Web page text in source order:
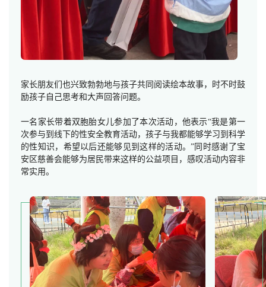
家长朋友们也兴致勃勃地与孩子共同阅读绘本故事，时不时鼓
励孩子自己思考和大声回答问题。
一名家长带着双胞胎女儿参加了本次活动，他表示“我是第一
次参与到线下的性安全教育活动，孩子与我都能够学习到科学
的性知识，希望以后还能够见到这样的活动。”同时感谢了宝
安区慈善会能够为居民带来这样的公益项目，感叹活动内容非
常实用。